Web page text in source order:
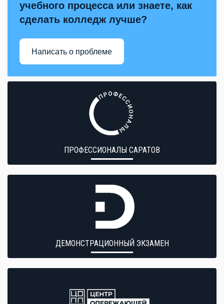
учебного процесса или знаете, как
сделать колледж лучше?
Написать о проблеме
ПРОФЕССИОНАЛЫ САРАТОВ
ДЕМОНСТРАЦИОННЫЙ ЭКЗАМЕН